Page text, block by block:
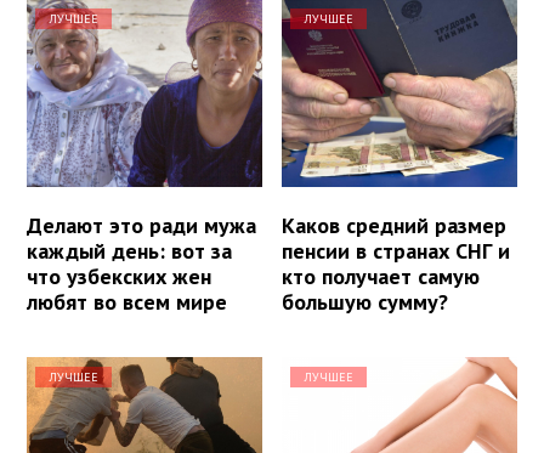
ЛУЧШЕЕ
Делают это ради мужа
каждый день: вот за
что узбекских жен
любят во всем мире
ЛУЧШЕЕ
Каков средний размер
пенсии в странах СНГ и
кто получает самую
большую сумму?
ЛУЧШЕЕ ЛУЧШЕЕ